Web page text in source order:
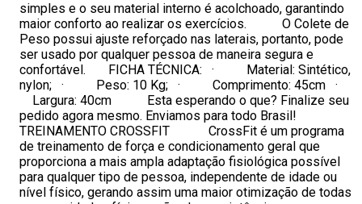
simples e o seu material interno é acolchoado, garantindo
maior conforto ao realizar os exercícios. O Colete de
Peso possui ajuste reforçado nas laterais, portanto, pode
ser usado por qualquer pessoa de maneira segura e
confortável. FICHA TÉCNICA: · Material: Sintético,
nylon; · Peso: 10 Kg; · Comprimento: 45cm ·
Largura: 40cm Esta esperando o que? Finalize seu
pedido agora mesmo. Enviamos para todo Brasil!
TREINAMENTO CROSSFIT CrossFit é um programa
de treinamento de força e condicionamento geral que
proporciona a mais ampla adaptação fisiológica possível
para qualquer tipo de pessoa, independente de idade ou
nível físico, gerando assim uma maior otimização de todas